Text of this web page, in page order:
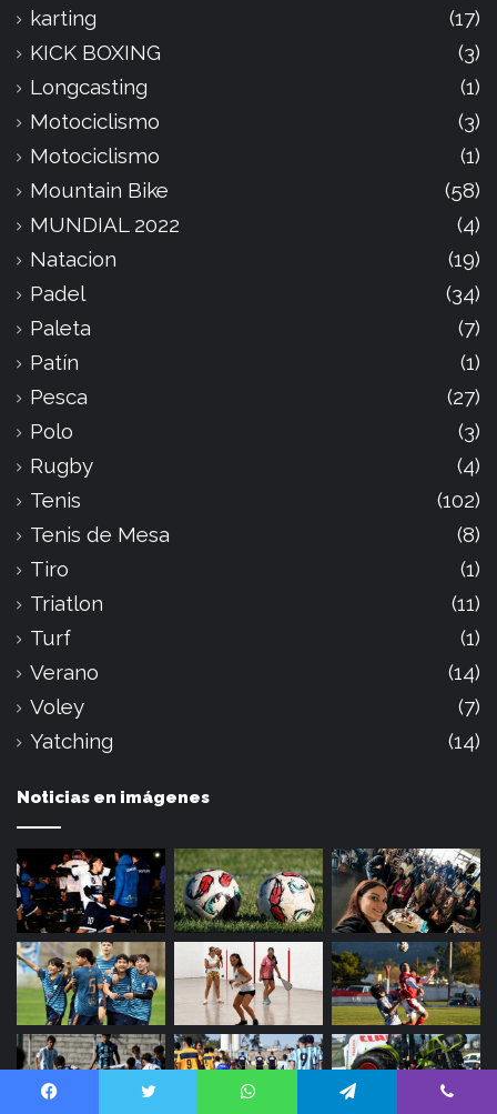
karting
(17)
KICK BOXING
(3)
Longcasting
(1)
Motociclismo
(3)
Motociclismo
(1)
Mountain Bike
(58)
MUNDIAL 2022
(4)
Natacion
(19)
Padel
(34)
Paleta
(7)
Patín
(1)
Pesca
(27)
Polo
(3)
Rugby
(4)
Tenis
(102)
Tenis de Mesa
(8)
Tiro
(1)
Triatlon
(11)
Turf
(1)
Verano
(14)
Voley
(7)
Yatching
(14)
Noticias en imágenes